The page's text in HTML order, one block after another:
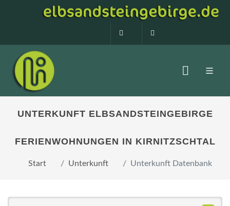
0160 99873408
UNTERKUNFT ELBSANDSTEINGEBIRGE
FERIENWOHNUNGEN IN KIRNITZSCHTAL
Start Unterkunft Unterkunft Datenbank